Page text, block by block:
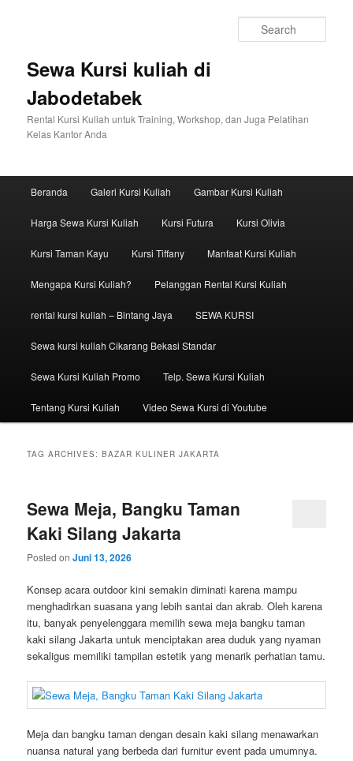
Sewa Kursi kuliah di
Jabodetabek
Rental Kursi Kuliah untuk Training, Workshop, dan Juga Pelatihan
Kelas Kantor Anda
Skip to primary content
Skip to secondary content
Beranda Galeri Kursi Kuliah Gambar Kursi Kuliah
Harga Sewa Kursi Kuliah Kursi Futura Kursi Olivia
Kursi Taman Kayu Kursi Tiffany Manfaat Kursi Kuliah
Mengapa Kursi Kuliah? Pelanggan Rental Kursi Kuliah
rental kursi kuliah – Bintang Jaya SEWA KURSI
Sewa kursi kuliah Cikarang Bekasi Standar
Sewa Kursi Kuliah Promo Telp. Sewa Kursi Kuliah
Tentang Kursi Kuliah Video Sewa Kursi di Youtube
TAG ARCHIVES:BAZAR KULINER JAKARTA
Sewa Meja, Bangku Taman
Kaki Silang Jakarta
Posted onJuni 13, 2026
Konsep acara outdoor kini semakin diminati karena mampu
menghadirkan suasana yang lebih santai dan akrab. Oleh karena
itu, banyak penyelenggara memilih sewa meja bangku taman
kaki silang Jakarta untuk menciptakan area duduk yang nyaman
sekaligus memiliki tampilan estetik yang menarik perhatian tamu.
Meja dan bangku taman dengan desain kaki silang menawarkan
nuansa natural yang berbeda dari furnitur event pada umumnya.